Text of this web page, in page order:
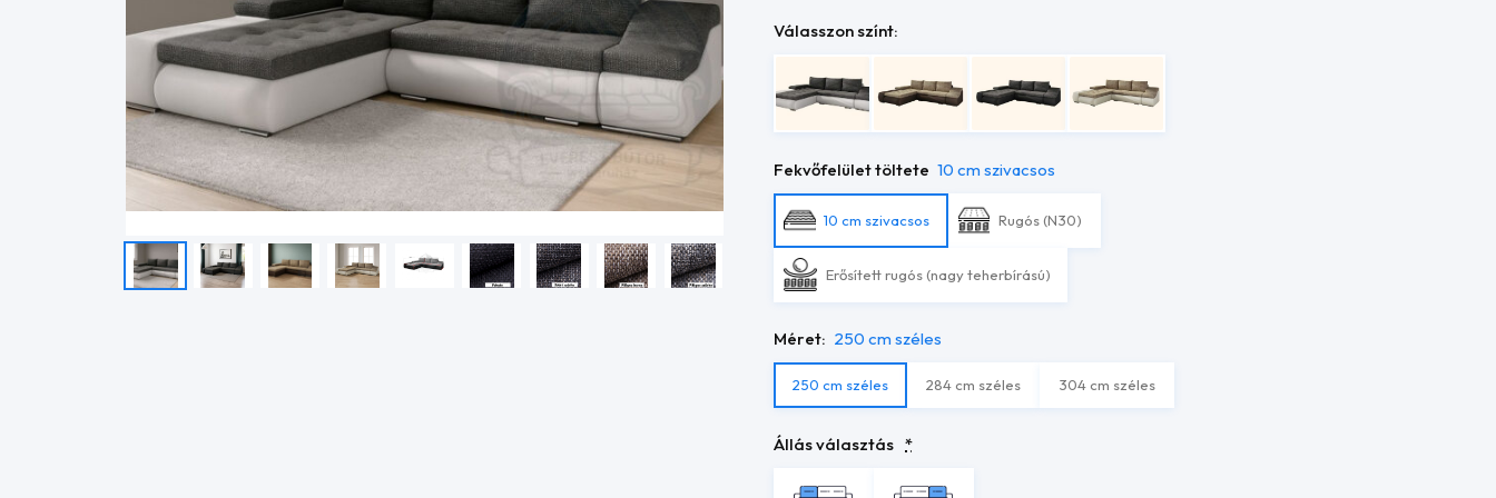
Válasszon színt:
Fekvőfelület töltete 10 cm szivacsos
10 cm szivacsos Rugós (N30)
Erősített rugós (nagy teherbírású)
Méret: 250 cm széles
250 cm széles 284 cm széles 304 cm széles
Állás választás *